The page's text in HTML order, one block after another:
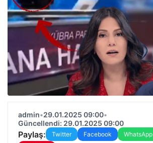
admin•29.01.2025 09:00•
Güncellendi: 29.01.2025 09:00
Paylaş: Twitter Facebook WhatsApp